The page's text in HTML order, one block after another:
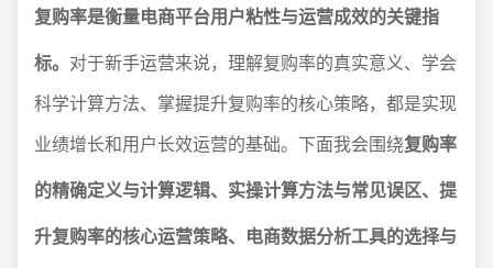
复购率是衡量电商平台用户粘性与运营成效的关键指
标。 对于新手运营来说，理解复购率的真实意义、学会
科学计算方法、掌握提升复购率的核心策略，都是实现
业绩增长和用户长效运营的基础。下面我会围绕复购率
的精确定义与计算逻辑、实操计算方法与常见误区、提
升复购率的核心运营策略、电商数据分析工具的选择与